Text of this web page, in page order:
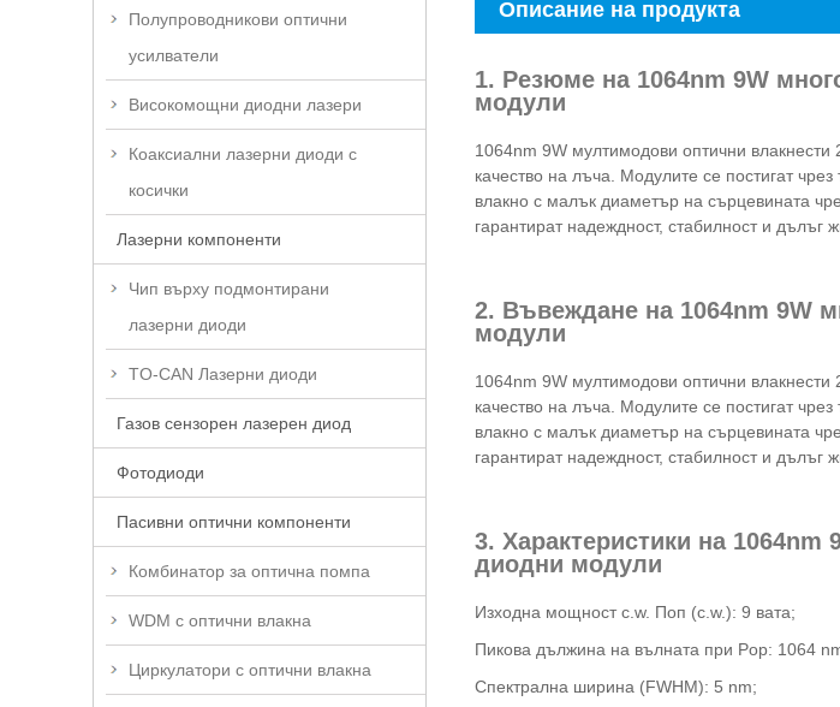
Полупроводникови оптични
усилватели
Високомощни диодни лазери
Коаксиални лазерни диоди с
косички
Лазерни компоненти
Чип върху подмонтирани
лазерни диоди
TO-CAN Лазерни диоди
Газов сензорен лазерен диод
Фотодиоди
Пасивни оптични компоненти
Комбинатор за оптична помпа
WDM с оптични влакна
Циркулатори с оптични влакна
Описание на продукта
1. Резюме на 1064nm 9W
модули
1064nm 9W мултимодови оптични
качество на лъча. Модулите се постигат
влакно с малък диаметър на сърцевината
гарантират надеждност, стабилност и дълъг
2. Въвеждане на 1064nm 9W
модули
1064nm 9W мултимодови оптични
качество на лъча. Модулите се постигат
влакно с малък диаметър на сърцевината
гарантират надеждност, стабилност и дълъг
3. Характеристики на
диодни модули
Изходна мощност c.w. Поп (c.w.): 9 вата;
Пикова дължина на вълната при Pop: 1064
Спектрална ширина (FWHM): 5 nm;